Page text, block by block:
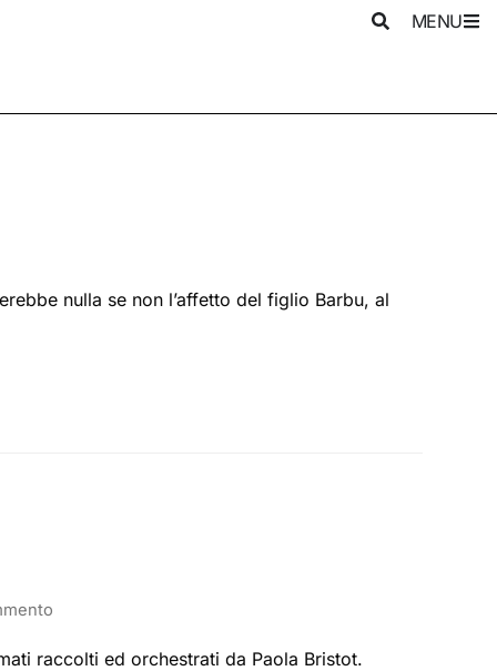
MENU
nulla se non l’affetto del figlio Barbu, al
raccolti ed orchestrati da Paola Bristot.